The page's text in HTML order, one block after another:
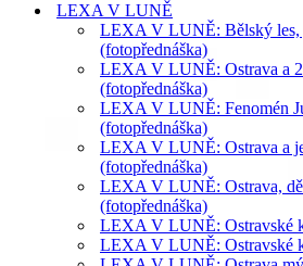
LEXA V LUNĚ
LEXA V LUNĚ: Bělský les,
(fotopřednáška)
LEXA V LUNĚ: Ostrava a
(fotopřednáška)
LEXA V LUNĚ: Fenomén
(fotopřednáška)
LEXA V LUNĚ: Ostrava a
(fotopřednáška)
LEXA V LUNĚ: Ostrava,
(fotopřednáška)
LEXA V LUNĚ: Ostravské
LEXA V LUNĚ: Ostravské